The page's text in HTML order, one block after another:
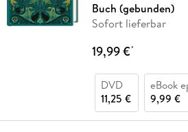
Buch (gebunden)
Sofort lieferbar
19,99 €*
DVD
11,25 €
eBook
9,99 €